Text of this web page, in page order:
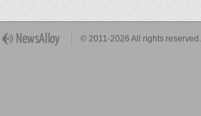
© 2011-2026 All rights reserved.